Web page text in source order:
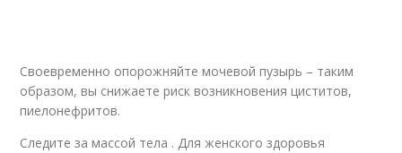
Своевременно опорожняйте мочевой пузырь – таким
образом, вы снижаете риск возникновения циститов,
пиелонефритов.
Следите за массой тела . Для женского здоровья